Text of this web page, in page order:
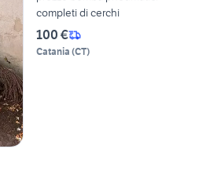
completi di cerchi
100 €
Catania (CT)